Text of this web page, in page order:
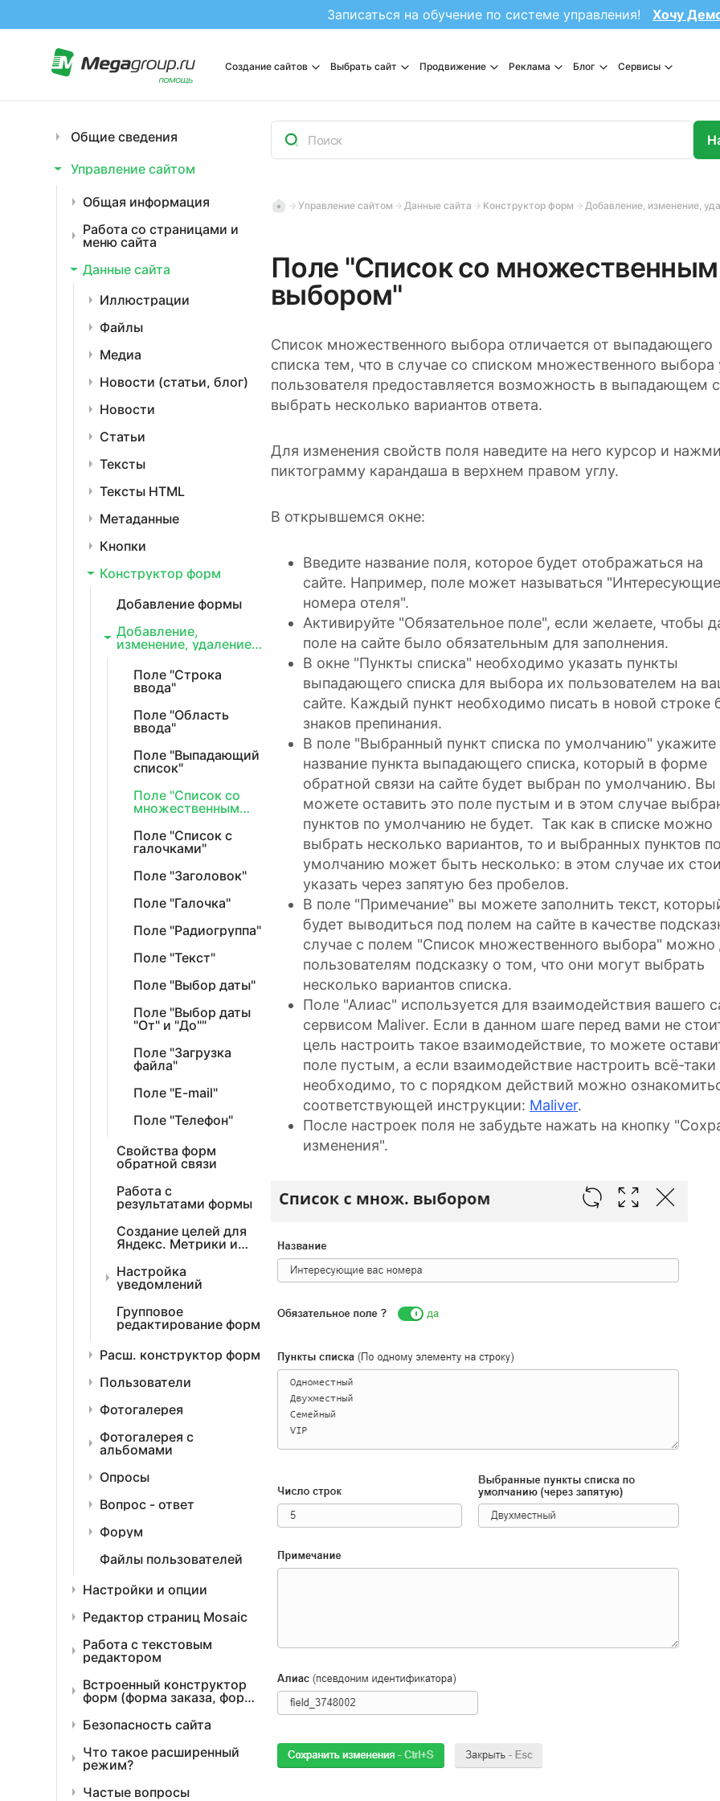
Записаться на обучение по системе управления! Хочу
Создание сайтов Выбрать сайт Продвижение Реклама Блог Сервисы
Общие сведения
Управление сайтом
Общая информация
Работа со страницами и
меню сайта
Данные сайта
Иллюстрации
Файлы
Медиа
Новости (статьи, блог)
Новости
Статьи
Тексты
Тексты HTML
Метаданные
Кнопки
Конструктор форм
Добавление формы
Добавление,
изменение, удаление и
формах заявок
Поле "Строка
ввода"
Поле "Область
ввода"
Поле "Выпадающий
список"
Поле "Список со
множественным
Поле "Список с
галочками"
Поле "Заголовок"
Поле "Галочка"
Поле "Радиогруппа"
Поле "Текст"
Поле "Выбор даты"
Поле "Выбор даты
"От" и "До""
Поле "Загрузка
файла"
Поле "E-mail"
Поле "Телефон"
Свойства форм
обратной связи
Работа с
результатами формы
Создание целей для
Яндекс. Метрики и
Настройка
уведомлений
Групповое
редактирование форм
Расш. конструктор форм
Пользователи
Фотогалерея
Фотогалерея с
альбомами
Опросы
Вопрос - ответ
Форум
Файлы пользователей
Настройки и опции
Редактор страниц Mosaic
Работа с текстовым
редактором
Встроенный конструктор
форм (форма заказа, форма
ответ" и "Прием платежей")
Безопасность сайта
Что такое расширенный
режим?
Частые вопросы
Управление сайтом Данные сайта Конструктор форм Добавление, изменение,
Поле "Список со множественным
выбором"
Список множественного выбора отличается от выпадающего
списка тем, что в случае со списком множественного выбора
пользователя предоставляется возможность в выпадающем
выбрать несколько вариантов ответа.
Для изменения свойств поля наведите на него курсор и
пиктограмму карандаша в верхнем правом углу.
В открывшемся окне:
Введите название поля, которое будет отображаться на
сайте. Например, поле может называться "Интересующие
номера отеля".
Активируйте "Обязательное поле", если желаете, чтобы
поле на сайте было обязательным для заполнения.
В окне "Пункты списка" необходимо указать пункты
выпадающего списка для выбора их пользователем на
сайте. Каждый пункт необходимо писать в новой строке
знаков препинания.
В поле "Выбранный пункт списка по умолчанию" укажите
название пункта выпадающего списка, который в форме
обратной связи на сайте будет выбран по умолчанию. Вы
можете оставить это поле пустым и в этом случае
пунктов по умолчанию не будет. Так как в списке можно
выбрать несколько вариантов, то и выбранных пунктов по
умолчанию может быть несколько: в этом случае их
указать через запятую без пробелов.
В поле "Примечание" вы можете заполнить текст,
будет выводиться под полем на сайте в качестве
случае с полем "Список множественного выбора" можно
пользователям подсказку о том, что они могут выбрать
несколько вариантов списка.
Поле "Алиас" используется для взаимодействия вашего
сервисом Maliver. Если в данном шаге перед вами не
цель настроить такое взаимодействие, то можете
поле пустым, а если взаимодействие настроить всё-таки
необходимо, то с порядком действий можно
соответствующей инструкции: Maliver.
После настроек поля не забудьте нажать на кнопку
изменения".